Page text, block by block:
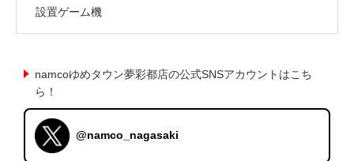
設置ゲーム機
namcoゆめタウン夢彩都店の公式SNSアカウントはこち
ら！
@namco_nagasaki